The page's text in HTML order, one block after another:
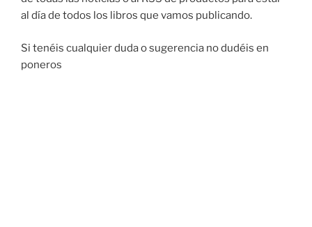
al día de todos los libros que vamos publicando.
Si tenéis cualquier duda o sugerencia no dudéis en
poneros